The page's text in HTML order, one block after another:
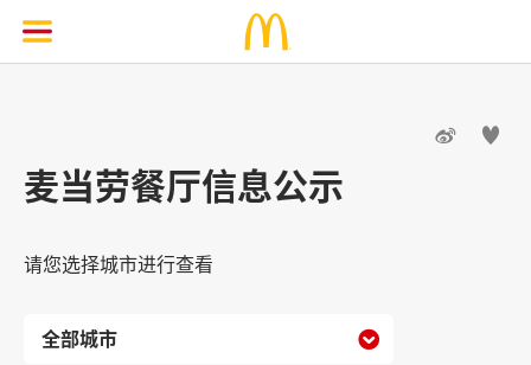
 
麦当劳餐厅信息公示
请您选择城市进行查看
